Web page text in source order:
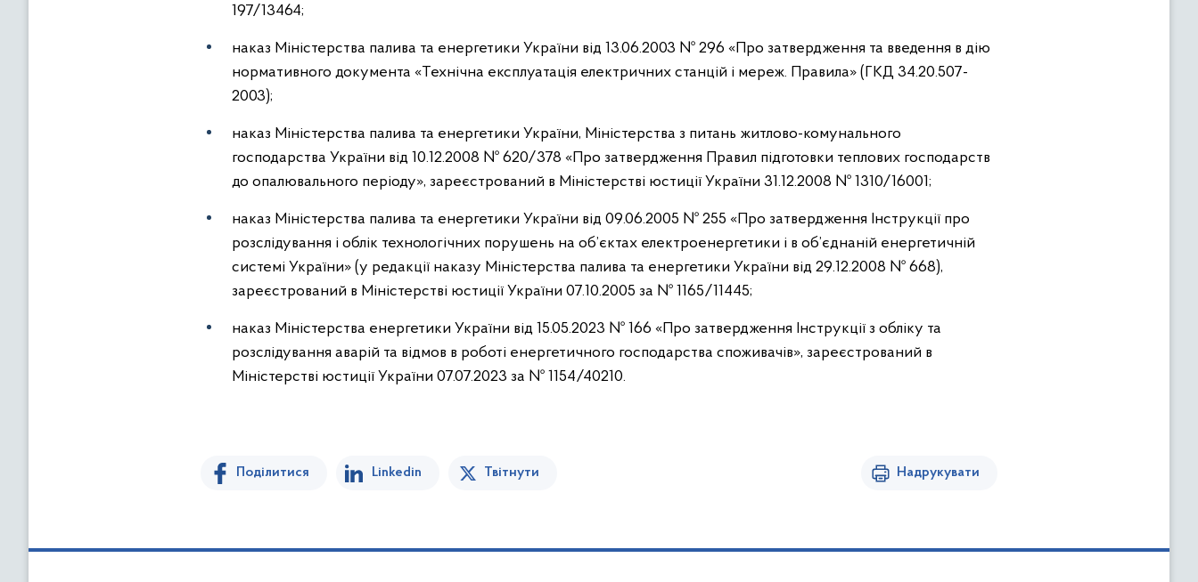
197/13464;
наказ Міністерства палива та енергетики України від 13.06.2003 № 296 «Про затвердження та введення в дію
нормативного документа «Технічна експлуатація електричних станцій і мереж. Правила» (ГКД 34.20.507-
2003);
наказ Міністерства палива та енергетики України, Міністерства з питань житлово-комунального
господарства України від 10.12.2008 № 620/378 «Про затвердження Правил підготовки теплових господарств
до опалювального періоду», зареєстрований в Міністерстві юстиції України 31.12.2008 № 1310/16001;
наказ Міністерства палива та енергетики України від 09.06.2005 № 255 «Про затвердження Інструкції про
розслідування і облік технологічних порушень на об’єктах електроенергетики і в об’єднаній енергетичній
системі України» (у редакції наказу Міністерства палива та енергетики України від 29.12.2008 № 668),
зареєстрований в Міністерстві юстиції України 07.10.2005 за № 1165/11445;
наказ Міністерства енергетики України від 15.05.2023 № 166 «Про затвердження Інструкції з обліку та
розслідування аварій та відмов в роботі енергетичного господарства споживачів», зареєстрований в
Міністерстві юстиції України 07.07.2023 за № 1154/40210.
Поділитися Linkedin Твітнути Надрукувати